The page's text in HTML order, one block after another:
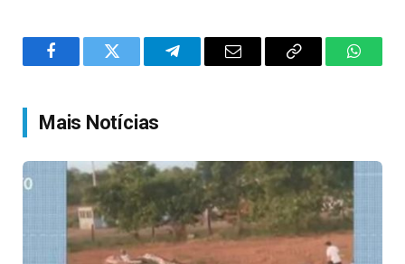
FacebookTwitter TelegramEmail
Copy
Mais Notícias